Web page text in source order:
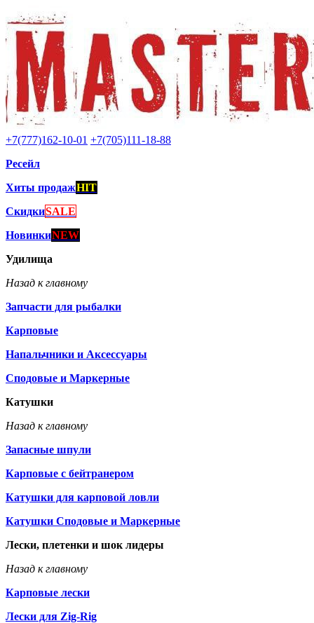
+7(777)162-10-01 +7(705)111-18-88
Ресейл
Хиты продажHIT
СкидкиSALE
НовинкиNEW
Удилища
Назад к главному
Запчасти для рыбалки
Карповые
Напальчники и Аксессуары
Сподовые и Маркерные
Катушки
Назад к главному
Запасные шпули
Карповые с бейтранером
Катушки для карповой ловли
Катушки Сподовые и Маркерные
Лески, плетенки и шок лидеры
Назад к главному
Карповые лески
Лески для Zig-Rig